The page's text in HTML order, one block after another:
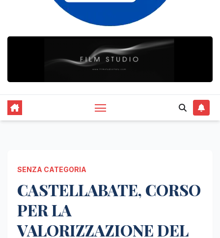
SENZA CATEGORIA
CASTELLABATE, CORSO
PER LA
VALORIZZAZIONE DEL